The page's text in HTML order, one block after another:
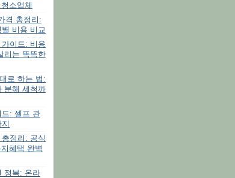
소업체
격 총정리:
별 비용 비교
이드: 비용
리는 똑똑한
로 하는 법:
분해 세척까
드: 셀프 관
정리: 공식
혜택 완벽
정복: 온라